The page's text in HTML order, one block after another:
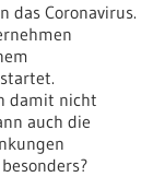
das Coronavirus.
damit nicht
auch die